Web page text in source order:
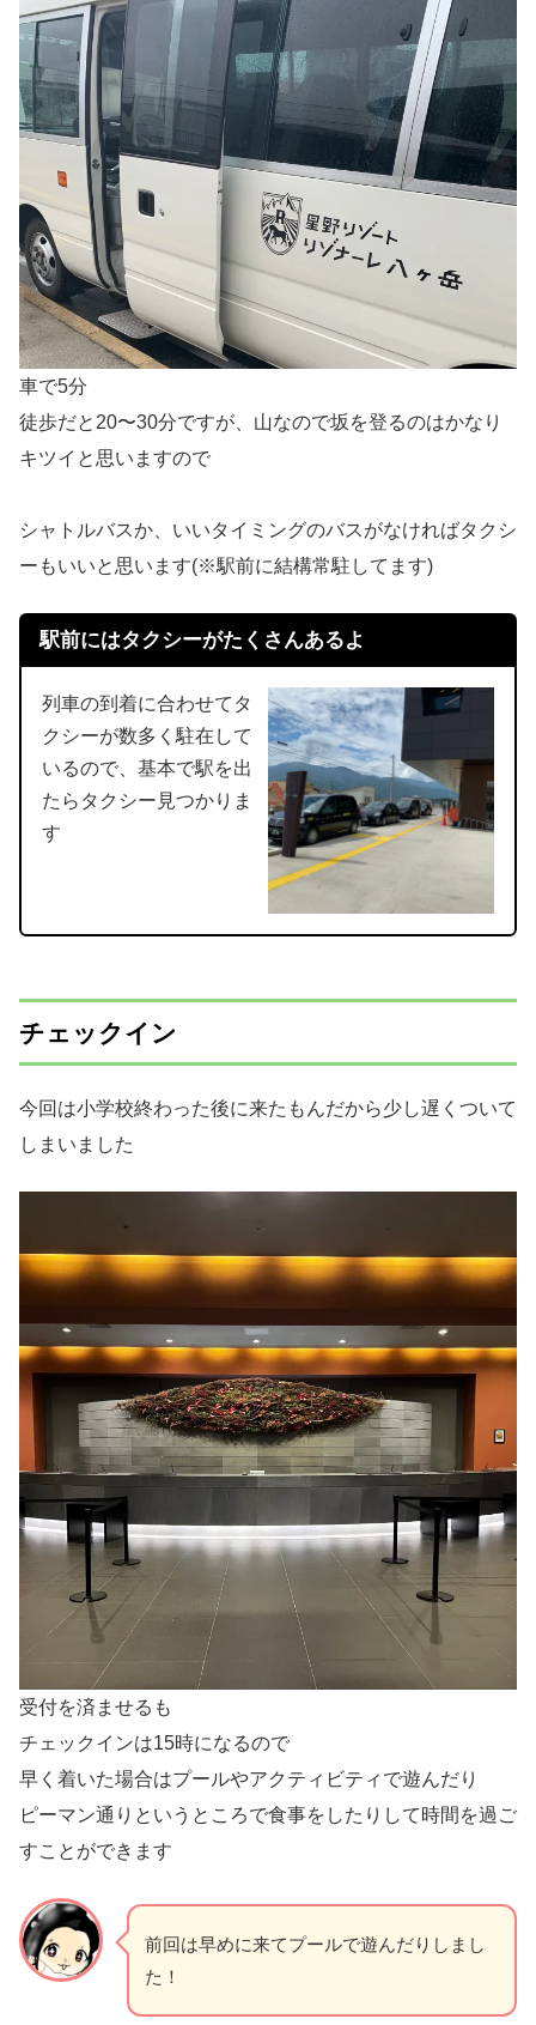
車で5分
徒歩だと20〜30分ですが、山なので坂を登るのはかなり
キツイと思いますので
シャトルバスか、いいタイミングのバスがなければタクシ
ーもいいと思います(※駅前に結構常駐してます)
駅前にはタクシーがたくさんあるよ
列車の到着に合わせてタ
クシーが数多く駐在して
いるので、基本で駅を出
たらタクシー見つかりま
す
チェックイン
今回は小学校終わった後に来たもんだから少し遅くついて
しまいました
受付を済ませるも
チェックインは15時になるので
早く着いた場合はプールやアクティビティで遊んだり
ピーマン通りというところで食事をしたりして時間を過ご
すことができます
前回は早めに来てプールで遊んだりしまし
た！